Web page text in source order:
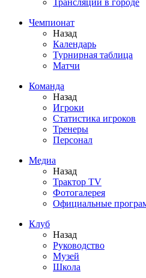
Трансляции в городе
Чемпионат
Назад
Календарь
Турнирная таблица
Матчи
Команда
Назад
Игроки
Статистика игроков
Тренеры
Персонал
Медиа
Назад
Трактор TV
Фотогалерея
Официальные
Клуб
Назад
Руководство
Музей
Школа